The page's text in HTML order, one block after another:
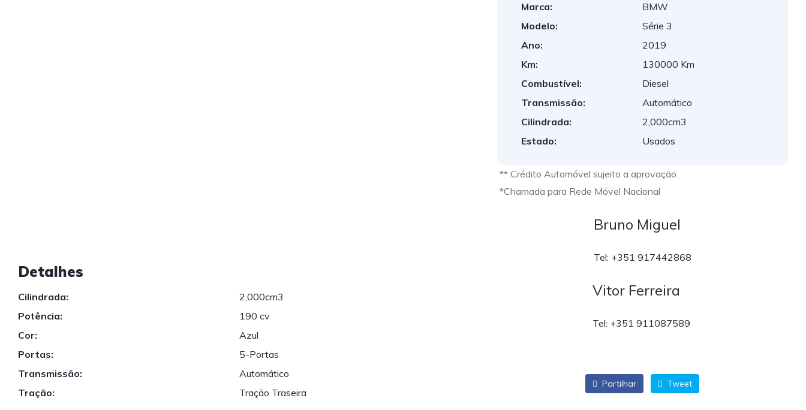
Detalhes
Cilindrada:
2,000cm3
Potência:
190 cv
Cor:
Azul
Portas:
5-Portas
Transmissão:
Automático
Tração:
Tração Traseira
Marca:
BMW
Modelo:
Série 3
Ano:
2019
Km:
130000 Km
Combustível:
Diesel
Transmissão:
Automático
Cilindrada:
2,000cm3
Estado:
Usados
** Crédito Automóvel sujeito a aprovação.
*Chamada para Rede Móvel Nacional
Bruno Miguel
Tel: +351 917442868
Vitor Ferreira
Tel: +351 911087589
Partilhar Tweet